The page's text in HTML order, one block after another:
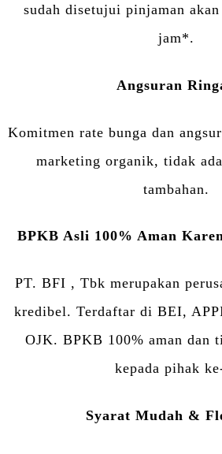
sudah disetujui pinjaman
jam*.
Angsuran
Komitmen rate bunga dan
marketing organik, tidak
tambahan.
BPKB Asli 100% Aman
PT. BFI , Tbk merupakan
kredibel. Terdaftar di BEI,
OJK. BPKB 100% aman dan
kepada pihak
Syarat Mudah &